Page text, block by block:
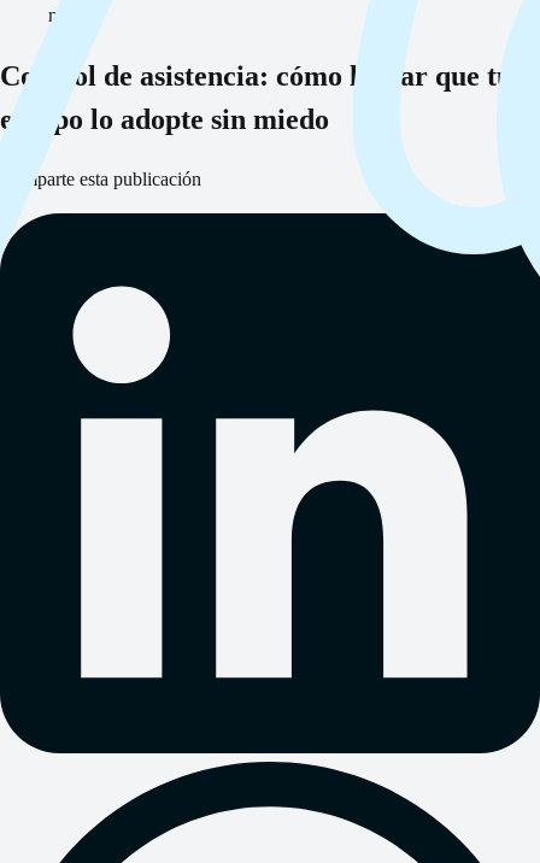
miedo
Control de asistencia: cómo lograr que tu
equipo lo adopte sin miedo
Comparte esta publicación